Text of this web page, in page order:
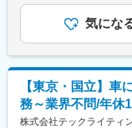
客様の未来にと
ん。当社社長が
ぶれずに伝承さ
変更の範囲：会
【業務詳細】
・修理書および
・法規対応に伴
・国内外関係部
整・推進
年収です賃金は
する可能性があ
気にな
【東京・国立】車
務～業界不問/年休
株式会社テックライティ